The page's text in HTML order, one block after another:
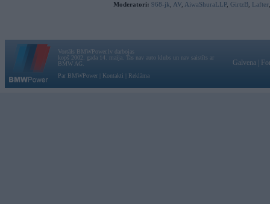
Moderatori: 968-jk AV AiwaShuraLLP, GirtzB Lafter
Vortāls BMWPower.lv darbojas
kopš 2002. gada 14. maija. Tas nav auto klubs un nav saistīts ar
BMW AG.
Par BMWPower
Kontakti Reklāma
Galvena